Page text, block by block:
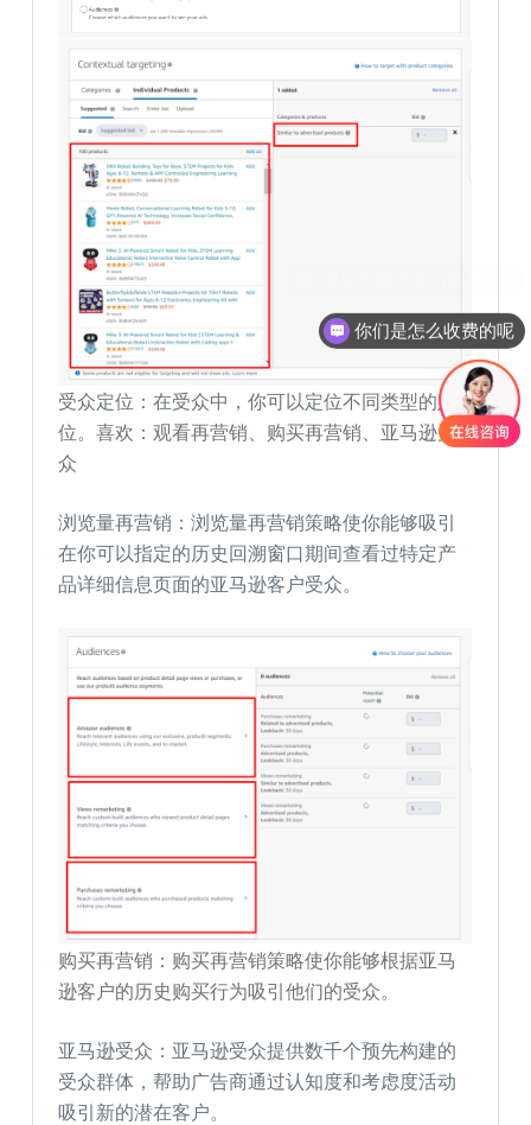
受众定位：在受众中，你可以定位不同类型的定
位。喜欢：观看再营销、购买再营销、亚马逊受
众
浏览量再营销：浏览量再营销策略使你能够吸引
在你可以指定的历史回溯窗口期间查看过特定产
品详细信息页面的亚马逊客户受众。
购买再营销：购买再营销策略使你能够根据亚马
逊客户的历史购买行为吸引他们的受众。
亚马逊受众：亚马逊受众提供数千个预先构建的
受众群体，帮助广告商通过认知度和考虑度活动
吸引新的潜在客户。
你们是怎么收费的呢